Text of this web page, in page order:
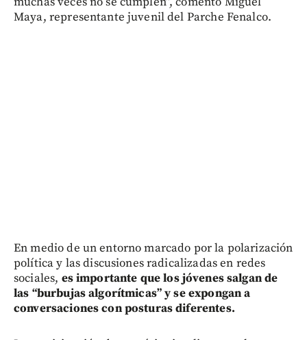
Maya, representante juvenil del Parche Fenalco.
En medio de un entorno marcado por la polarización
política y las discusiones radicalizadas en redes
sociales, es importante que los jóvenes salgan de
las “burbujas algorítmicas” y se expongan a
conversaciones con posturas diferentes.